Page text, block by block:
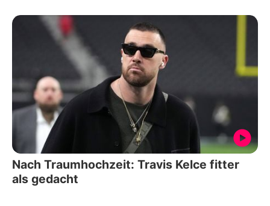
Nach Traumhochzeit: Travis Kelce fitter
als gedacht